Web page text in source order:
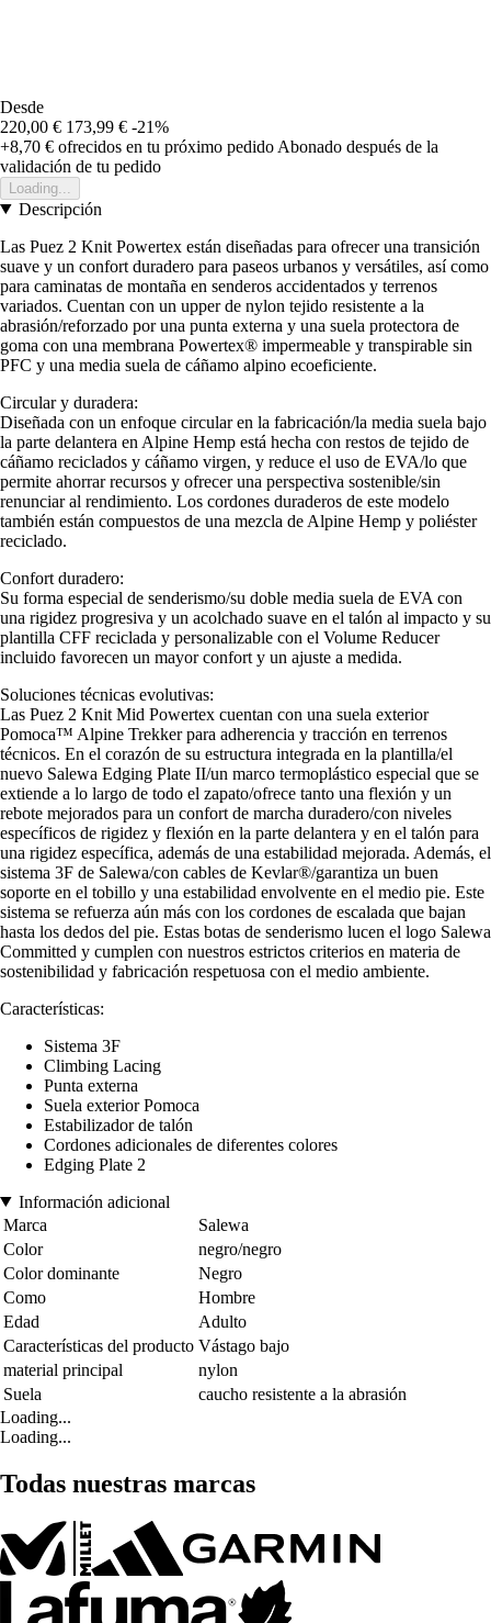
Desde
220,00 € 173,99 € -21%
+8,70 € ofrecidos en tu próximo pedido Abonado después de la
validación de tu pedido
Loading...
Descripción
Las Puez 2 Knit Powertex están diseñadas para ofrecer una transición
suave y un confort duradero para paseos urbanos y versátiles, así como
para caminatas de montaña en senderos accidentados y terrenos
variados. Cuentan con un upper de nylon tejido resistente a la
abrasión/reforzado por una punta externa y una suela protectora de
goma con una membrana Powertex® impermeable y transpirable sin
PFC y una media suela de cáñamo alpino ecoeficiente.
Circular y duradera:
Diseñada con un enfoque circular en la fabricación/la media suela bajo
la parte delantera en Alpine Hemp está hecha con restos de tejido de
cáñamo reciclados y cáñamo virgen, y reduce el uso de EVA/lo que
permite ahorrar recursos y ofrecer una perspectiva sostenible/sin
renunciar al rendimiento. Los cordones duraderos de este modelo
también están compuestos de una mezcla de Alpine Hemp y poliéster
reciclado.
Confort duradero:
Su forma especial de senderismo/su doble media suela de EVA con
una rigidez progresiva y un acolchado suave en el talón al impacto y su
plantilla CFF reciclada y personalizable con el Volume Reducer
incluido favorecen un mayor confort y un ajuste a medida.
Soluciones técnicas evolutivas:
Las Puez 2 Knit Mid Powertex cuentan con una suela exterior
Pomoca™ Alpine Trekker para adherencia y tracción en terrenos
técnicos. En el corazón de su estructura integrada en la plantilla/el
nuevo Salewa Edging Plate II/un marco termoplástico especial que se
extiende a lo largo de todo el zapato/ofrece tanto una flexión y un
rebote mejorados para un confort de marcha duradero/con niveles
específicos de rigidez y flexión en la parte delantera y en el talón para
una rigidez específica, además de una estabilidad mejorada. Además, el
sistema 3F de Salewa/con cables de Kevlar®/garantiza un buen
soporte en el tobillo y una estabilidad envolvente en el medio pie. Este
sistema se refuerza aún más con los cordones de escalada que bajan
hasta los dedos del pie. Estas botas de senderismo lucen el logo Salewa
Committed y cumplen con nuestros estrictos criterios en materia de
sostenibilidad y fabricación respetuosa con el medio ambiente.
Características:
Sistema 3F
Climbing Lacing
Punta externa
Suela exterior Pomoca
Estabilizador de talón
Cordones adicionales de diferentes colores
Edging Plate 2
Información adicional
Marca
Salewa
Color
negro/negro
Color dominante
Negro
Como
Hombre
Edad
Adulto
Características del producto Vástago bajo
material principal
nylon
Suela
caucho resistente a la abrasión
Loading...
Loading...
Todas nuestras marcas